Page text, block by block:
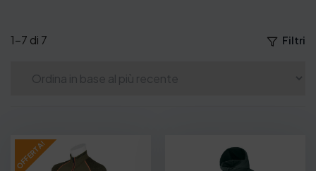
1–7 di 7 Filtri
OFFERTA!